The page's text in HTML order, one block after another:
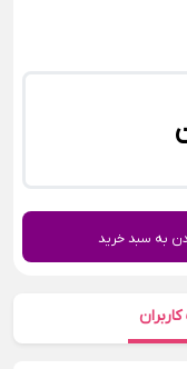
به سبد خرید